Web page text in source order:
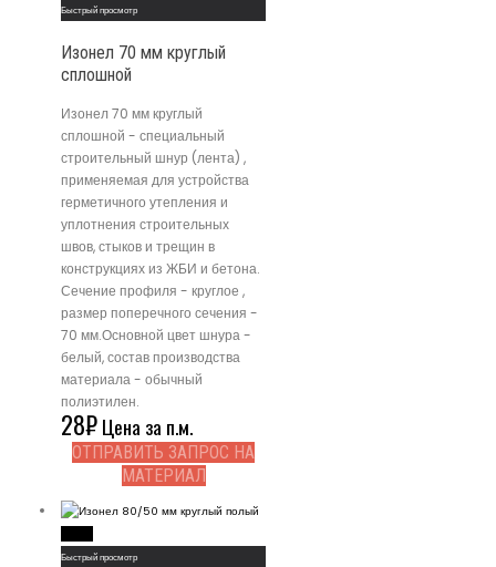
Быстрый просмотр
Изонел 70 мм круглый
сплошной
Изонел 70 мм круглый
сплошной - специальный
строительный шнур (лента) ,
применяемая для устройства
герметичного утепления и
уплотнения строительных
швов, стыков и трещин в
конструкциях из ЖБИ и бетона.
Сечение профиля - круглое ,
размер поперечного сечения -
70 мм.Основной цвет шнура -
белый, состав производства
материала - обычный
полиэтилен.
28₽Цена за п.м.
ОТПРАВИТЬ ЗАПРОС НА
МАТЕРИАЛ
Быстрый просмотр